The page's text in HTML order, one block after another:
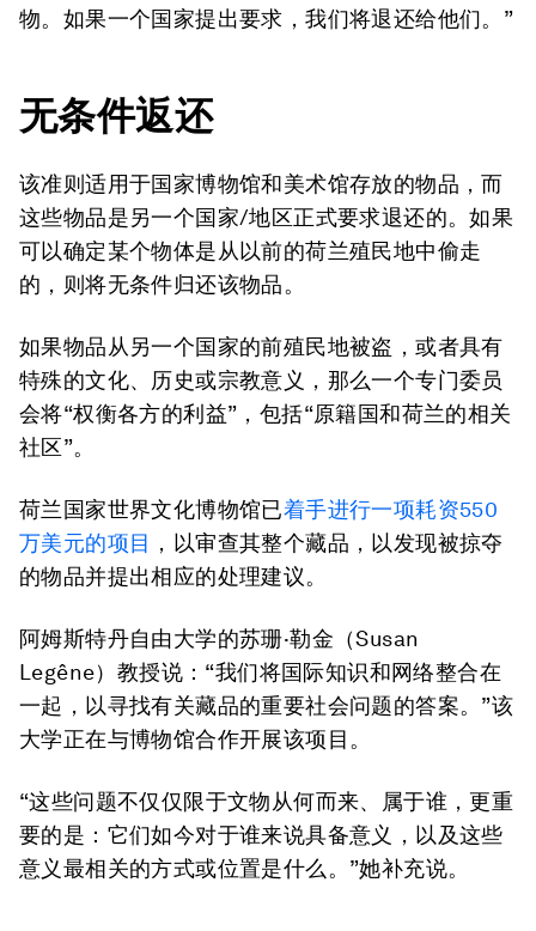
物。如果一个国家提出要求，我们将退还给他们。”
无条件返还
该准则适用于国家博物馆和美术馆存放的物品，而
这些物品是另一个国家/地区正式要求退还的。如果
可以确定某个物体是从以前的荷兰殖民地中偷走
的，则将无条件归还该物品。
如果物品从另一个国家的前殖民地被盗，或者具有
特殊的文化、历史或宗教意义，那么一个专门委员
会将“权衡各方的利益”，包括“原籍国和荷兰的相关
社区”。
荷兰国家世界文化博物馆已着手进行一项耗资550
万美元的项目 ，以审查其整个藏品，以发现被掠夺
的物品并提出相应的处理建议。
阿姆斯特丹自由大学的苏珊·勒金（Susan
Legêne）教授说：“我们将国际知识和网络整合在
一起，以寻找有关藏品的重要社会问题的答案。”该
大学正在与博物馆合作开展该项目。
“这些问题不仅仅限于文物从何而来、属于谁，更重
要的是：它们如今对于谁来说具备意义，以及这些
意义最相关的方式或位置是什么。”她补充说。